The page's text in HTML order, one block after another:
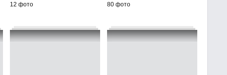
12 фото 80 фото